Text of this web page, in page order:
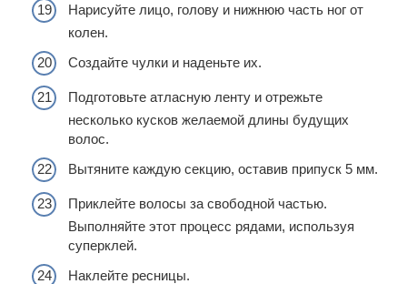
Нарисуйте лицо, голову и нижнюю часть ног от
колен.
Создайте чулки и наденьте их.
Подготовьте атласную ленту и отрежьте
несколько кусков желаемой длины будущих
волос.
Вытяните каждую секцию, оставив припуск 5 мм.
Приклейте волосы за свободной частью.
Выполняйте этот процесс рядами, используя
суперклей.
Наклейте ресницы.